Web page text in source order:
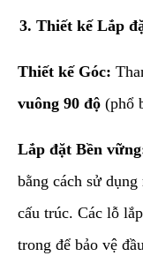
​3. Thiết kế Lắp
Thiết kế Góc:
vuông 90 độ (phổ
Lắp đặt Bền
bằng cách sử dụng
cấu trúc. Các lỗ
trong để bảo vệ